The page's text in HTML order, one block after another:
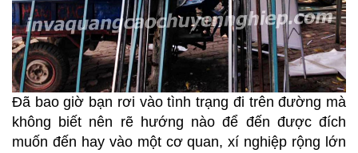
Đã bao giờ bạn rơi vào tình trạng đi trên đường mà
không biết nên rẽ hướng nào để đến được đích
muốn đến hay vào một cơ quan, xí nghiệp rộng lớn